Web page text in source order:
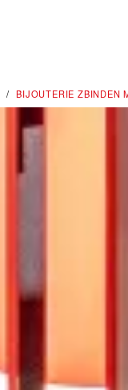
‭BIJOUTERIE ZBINDEN